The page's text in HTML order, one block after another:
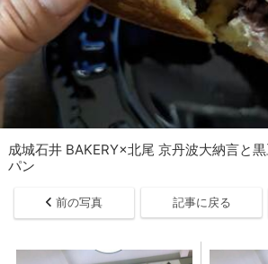
成城石井 BAKERY×北尾 京丹波大納言と
パン
前の写真 記事に戻る